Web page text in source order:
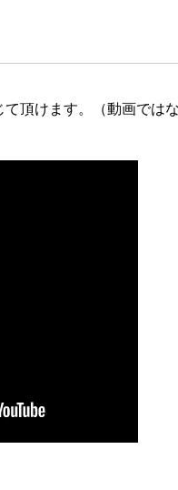
頂けます。（動画では